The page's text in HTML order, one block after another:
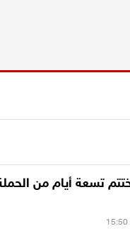
تسعة أيام من